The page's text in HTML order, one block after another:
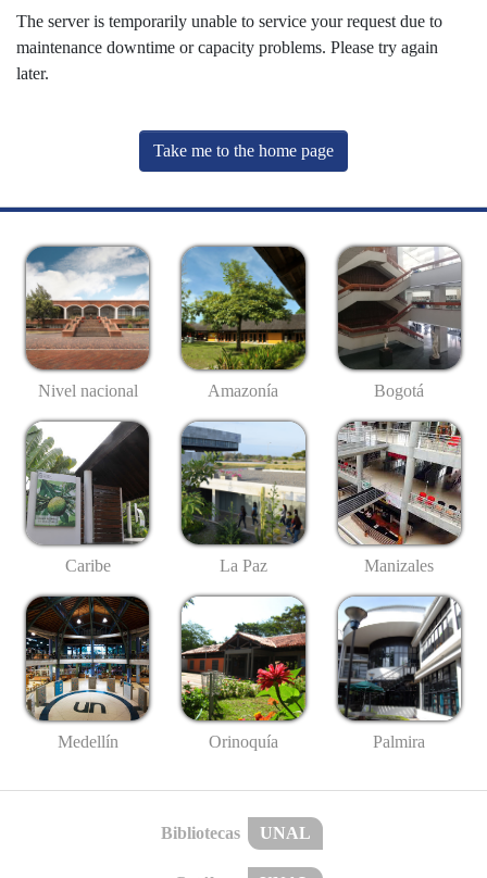
The server is temporarily unable to service your request due to
maintenance downtime or capacity problems. Please try again
later.
Take me to the home page
Nivel nacional Amazonía Bogotá
Caribe La Paz Manizales
Medellín Orinoquía Palmira
Bibliotecas UNAL